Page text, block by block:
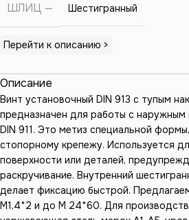
ШЛИЦ Шестигранный
Перейти к описанию >
Описание
Винт установочный DIN 913 с тупым
предназначен для работы с
DIN 911. Это метиз специальной
стопорному крепежу. Используется
поверхности или деталей,
раскручивание. Внутренний
делает фиксацию быстрой.
М1,4*2 и до М 24*60. Для